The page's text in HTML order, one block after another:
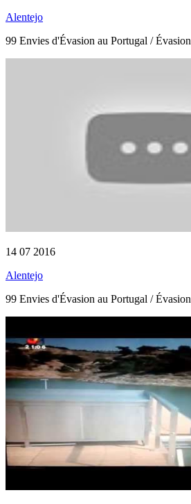
Alentejo
99 Envies d'Évasion au Portugal / Évasion
14 07 2016
Alentejo
99 Envies d'Évasion au Portugal / Évasion